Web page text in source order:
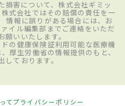
損害について、株式会社ギミッ
式会社ではその賠償の責任を一
情報に誤りがある場合には、お
イル編集部までご連絡をいただ
願いいたします。
の健康保険証利用可能な医療機
厚生労働省の情報提供のもと、
しております。
てプライバシーポリシー